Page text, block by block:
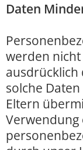
Daten
werden
ausdrücklich
solche
Eltern